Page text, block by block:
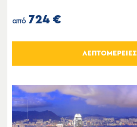
από 724 €
ΛΕΠΤΟΜΕΡΕΙΕΣ